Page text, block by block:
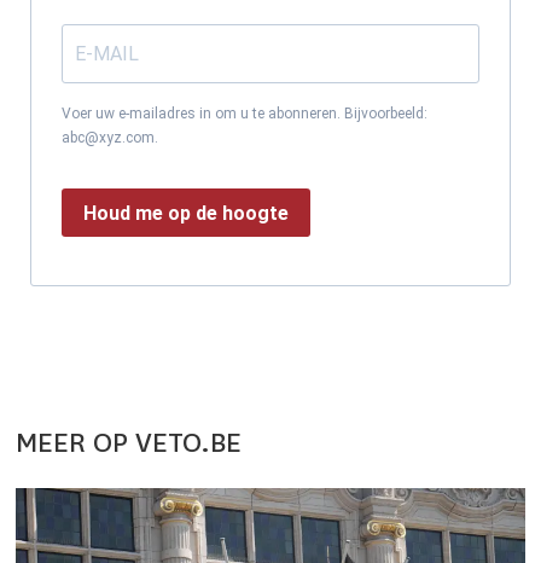
Voer uw e-mailadres in om u te abonneren. Bijvoorbeeld:
abc@xyz.com.
Houd me op de hoogte
MEER OP VETO.BE